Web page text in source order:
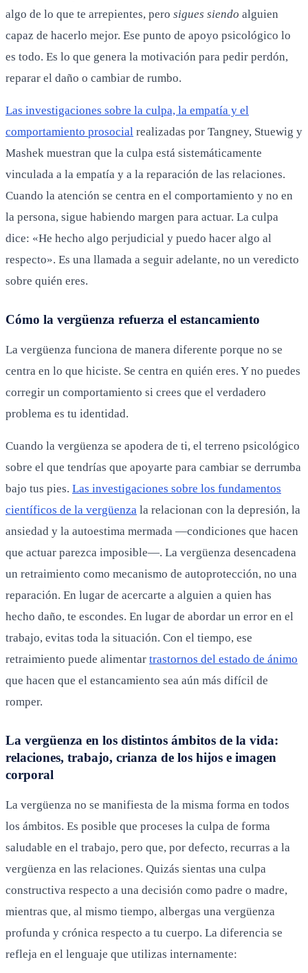
algo de lo que te arrepientes, pero sigues siendo alguien
capaz de hacerlo mejor. Ese punto de apoyo psicológico lo
es todo. Es lo que genera la motivación para pedir perdón,
reparar el daño o cambiar de rumbo.
Las investigaciones sobre la culpa, la empatía y el
comportamiento prosocial realizadas por Tangney, Stuewig y
Mashek muestran que la culpa está sistemáticamente
vinculada a la empatía y a la reparación de las relaciones.
Cuando la atención se centra en el comportamiento y no en
la persona, sigue habiendo margen para actuar. La culpa
dice: «He hecho algo perjudicial y puedo hacer algo al
respecto». Es una llamada a seguir adelante, no un veredicto
sobre quién eres.
Cómo la vergüenza refuerza el estancamiento
La vergüenza funciona de manera diferente porque no se
centra en lo que hiciste. Se centra en quién eres. Y no puedes
corregir un comportamiento si crees que el verdadero
problema es tu identidad.
Cuando la vergüenza se apodera de ti, el terreno psicológico
sobre el que tendrías que apoyarte para cambiar se derrumba
bajo tus pies. Las investigaciones sobre los fundamentos
científicos de la vergüenza la relacionan con la depresión, la
ansiedad y la autoestima mermada —condiciones que hacen
que actuar parezca imposible—. La vergüenza desencadena
un retraimiento como mecanismo de autoprotección, no una
reparación. En lugar de acercarte a alguien a quien has
hecho daño, te escondes. En lugar de abordar un error en el
trabajo, evitas toda la situación. Con el tiempo, ese
retraimiento puede alimentar trastornos del estado de ánimo
que hacen que el estancamiento sea aún más difícil de
romper.
La vergüenza en los distintos ámbitos de la vida:
relaciones, trabajo, crianza de los hijos e imagen
corporal
La vergüenza no se manifiesta de la misma forma en todos
los ámbitos. Es posible que proceses la culpa de forma
saludable en el trabajo, pero que, por defecto, recurras a la
vergüenza en las relaciones. Quizás sientas una culpa
constructiva respecto a una decisión como padre o madre,
mientras que, al mismo tiempo, albergas una vergüenza
profunda y crónica respecto a tu cuerpo. La diferencia se
refleja en el lenguaje que utilizas internamente: